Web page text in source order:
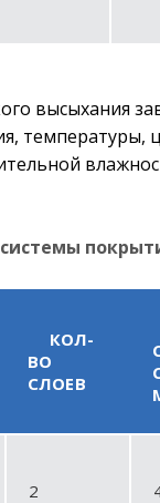
высыхания
температуры,
КОЛ-
ВО
СЛОЕВ
2